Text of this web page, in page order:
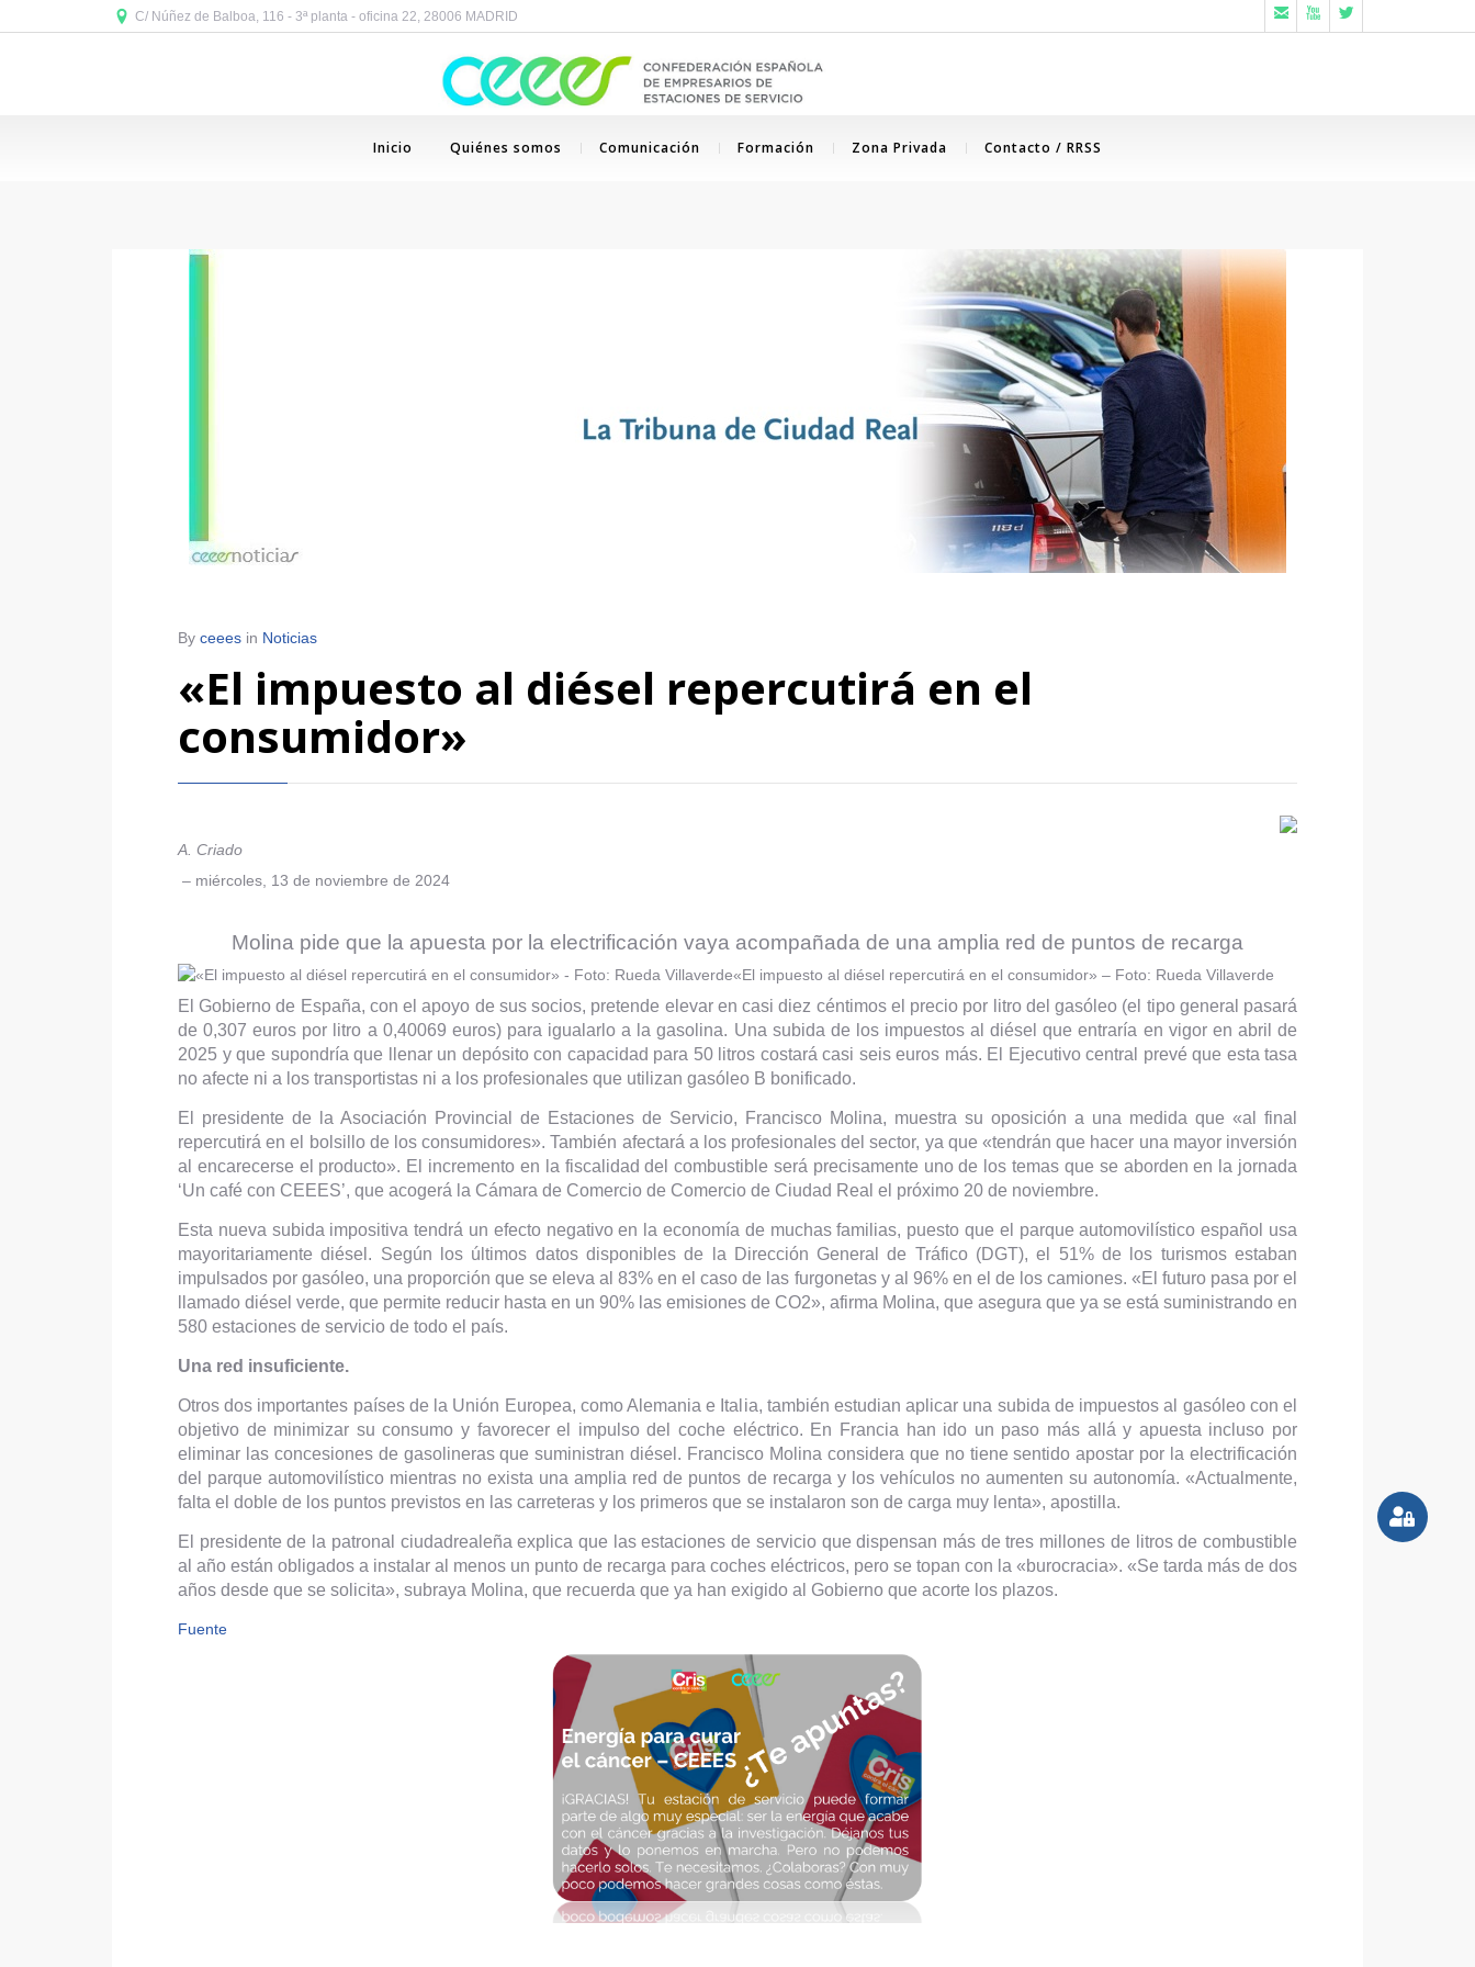
C/ Núñez de Balboa, 116 - 3ª planta - oficina 22, 28006 MADRID   
Inicio Quiénes somos Comunicación Formación Zona Privada Contacto / RRSS
By ceees in Noticias
«El impuesto al diésel repercutirá en el
consumidor»
A. Criado
– miércoles, 13 de noviembre de 2024
Molina pide que la apuesta por la electrificación vaya acompañada de una amplia red de puntos de recarga
«El impuesto al diésel repercutirá en el consumidor» – Foto: Rueda Villaverde
El Gobierno de España, con el apoyo de sus socios, pretende elevar en casi diez céntimos el precio por litro del gasóleo (el tipo general pasará
de 0,307 euros por litro a 0,40069 euros) para igualarlo a la gasolina. Una subida de los impuestos al diésel que entraría en vigor en abril de
2025 y que supondría que llenar un depósito con capacidad para 50 litros costará casi seis euros más. El Ejecutivo central prevé que esta tasa
no afecte ni a los transportistas ni a los profesionales que utilizan gasóleo B bonificado.
El presidente de la Asociación Provincial de Estaciones de Servicio, Francisco Molina, muestra su oposición a una medida que «al final
repercutirá en el bolsillo de los consumidores». También afectará a los profesionales del sector, ya que «tendrán que hacer una mayor inversión
al encarecerse el producto». El incremento en la fiscalidad del combustible será precisamente uno de los temas que se aborden en la jornada
‘Un café con CEEES’, que acogerá la Cámara de Comercio de Comercio de Ciudad Real el próximo 20 de noviembre.
Esta nueva subida impositiva tendrá un efecto negativo en la economía de muchas familias, puesto que el parque automovilístico español usa
mayoritariamente diésel. Según los últimos datos disponibles de la Dirección General de Tráfico (DGT), el 51% de los turismos estaban
impulsados por gasóleo, una proporción que se eleva al 83% en el caso de las furgonetas y al 96% en el de los camiones. «El futuro pasa por el
llamado diésel verde, que permite reducir hasta en un 90% las emisiones de CO2», afirma Molina, que asegura que ya se está suministrando en
580 estaciones de servicio de todo el país.
Una red insuficiente.
Otros dos importantes países de la Unión Europea, como Alemania e Italia, también estudian aplicar una subida de impuestos al gasóleo con el
objetivo de minimizar su consumo y favorecer el impulso del coche eléctrico. En Francia han ido un paso más allá y apuesta incluso por
eliminar las concesiones de gasolineras que suministran diésel. Francisco Molina considera que no tiene sentido apostar por la electrificación
del parque automovilístico mientras no exista una amplia red de puntos de recarga y los vehículos no aumenten su autonomía. «Actualmente,
falta el doble de los puntos previstos en las carreteras y los primeros que se instalaron son de carga muy lenta», apostilla.
El presidente de la patronal ciudadrealeña explica que las estaciones de servicio que dispensan más de tres millones de litros de combustible
al año están obligados a instalar al menos un punto de recarga para coches eléctricos, pero se topan con la «burocracia». «Se tarda más de dos
años desde que se solicita», subraya Molina, que recuerda que ya han exigido al Gobierno que acorte los plazos.
Fuente